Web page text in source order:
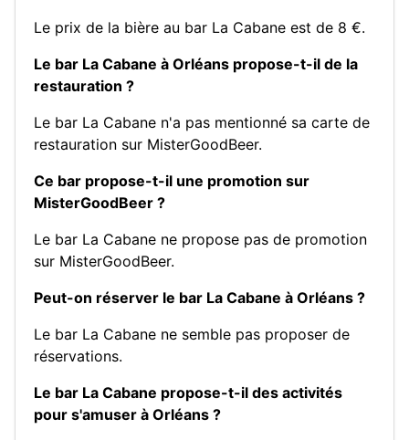
Le prix de la bière au bar La Cabane est de 8 €.
Le bar La Cabane à Orléans propose-t-il de la
restauration ?
Le bar La Cabane n'a pas mentionné sa carte de
restauration sur MisterGoodBeer.
Ce bar propose-t-il une promotion sur
MisterGoodBeer ?
Le bar La Cabane ne propose pas de promotion
sur MisterGoodBeer.
Peut-on réserver le bar La Cabane à Orléans ?
Le bar La Cabane ne semble pas proposer de
réservations.
Le bar La Cabane propose-t-il des activités
pour s'amuser à Orléans ?